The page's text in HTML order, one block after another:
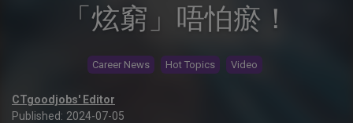
「炫窮」唔怕瘀！
Career News Hot Topics Video
CTgoodjobs' Editor
Published: 2024-07-05